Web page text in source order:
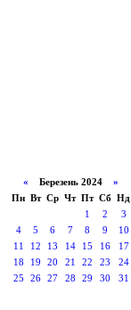
« Березень 2024 »
Пн Вт Ср Чт Пт Сб Нд
1
2
3
4
5 6 7 8 9
10
11
12 13 14 15 16
17
18
19 20 21 22 23
24
25
26 27 28 29 30 31